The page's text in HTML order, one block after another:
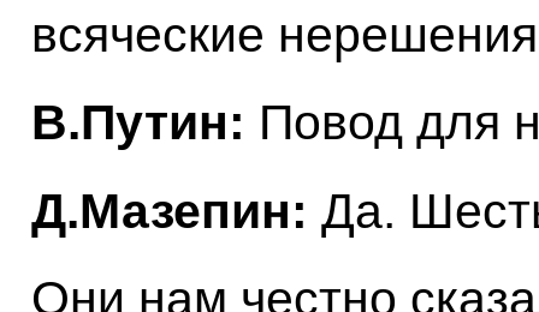
всяческие
В.Путин: Повод для
Д.Мазепин: Да.
Они нам честно